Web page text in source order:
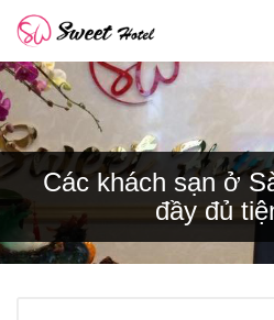
Các khách sạn ở
đầy đủ